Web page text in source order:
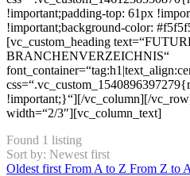
!important;padding-top: 61px
!important;background-color:
[vc_custom_heading
BRANCHENVERZEICHNIS“
!important;}“][/vc_column][/
width=“2/3″][vc_column_text]
Found 1 listing
Sort by: Newest first
Oldest first From A to Z From Z to A